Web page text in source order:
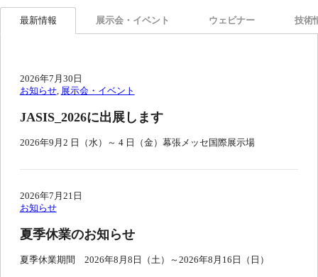
最新情報 展示会・イベント ウェビナー 技術
2026年7月30日
お知らせ, 展示会・イベント
JASIS_2026に出展します
2026年9月2 日（水）～ 4 日（金）幕張メッセ国際展示場
2026年7月21日
お知らせ
夏季休業のお知らせ
夏季休業期間 2026年8月8日（土）～2026年8月16日（日）